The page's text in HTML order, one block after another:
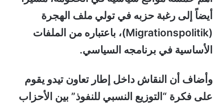
أيضاً إلى رغبة حزبه في تولي ملف الهجرة
(Migrationspolitik)، باعتباره من الملفات
الأساسية في برنامجه السياسي.
وأضاف أن النقاش داخل إطار تعاون تيدو يقوم
على فكرة “التوزيع النسبي للنفوذ” بين الأحزاب